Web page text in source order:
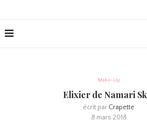
Make-Up
Elixier de Namari
écrit par Crapette
8 mars 2018